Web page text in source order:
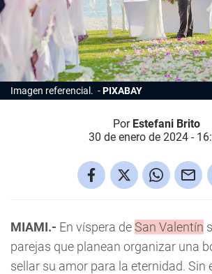
Imagen referencial. PIXABAY
Por Estefani Brito
30 de enero de 2024 -
MIAMI.- En víspera de San Valentín
parejas que planean organizar una
sellar su amor para la eternidad. Sin